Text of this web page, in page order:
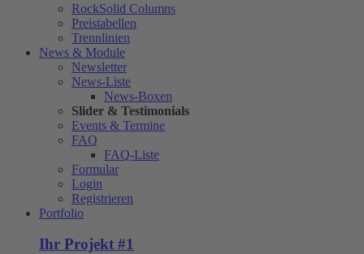
RockSolid Columns
Preistabellen
Trennlinien
News & Module
Newsletter
News-Liste
News-Boxen
Slider & Testimonials
Events & Termine
FAQ
FAQ-Liste
Formular
Login
Registrieren
Portfolio
Ihr Projekt #1